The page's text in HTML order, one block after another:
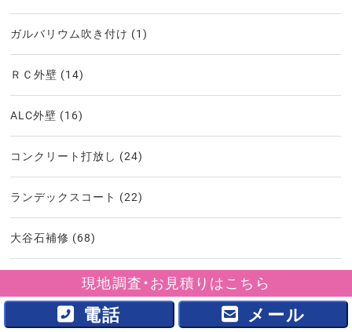
現地調査・お見積りはこちら
電話 メール
ガルバリウム吹き付け (1)
ＲＣ外壁 (14)
ALC外壁 (16)
コンクリート打放し (24)
ランデックスコート (22)
大谷石補修 (68)
(1)
塀の塗り替え (55)